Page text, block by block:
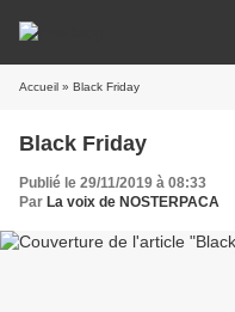
Accueil » Black Friday
Black Friday
Publié le 29/11/2019 à 08:33
Par La voix de NOSTERPACA